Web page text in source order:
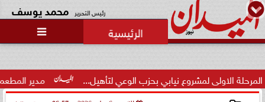
رئيس التحرير محمد يوسف

مدير المطعم عن واقعة منع سيدة نيابي بحزب الوعي لتأهيل...
وزارة الداخلية تفتح باب التقديم
لحج القرعة 2027.. اعرف الشروط